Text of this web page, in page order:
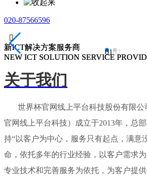
020-87566596
新ICT解决方案服务商
NEW ICT SOLUTION SERVICE
新ICT解决方案服务商
NEW ICT SOLUTION SERVICE
0102

关于我们
世界杯官网线上平台科技股份有限公
官网线上平台科技）成立于2013年，总
持“以客户为中心，服务只有起点，满
命，依托多年的行业经验，以客户需求为
专业技术和完善服务为依托，为客户提供专